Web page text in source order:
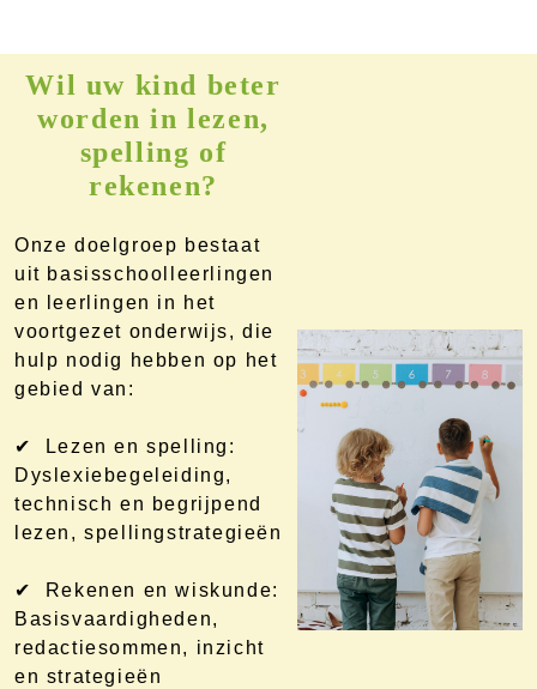
Wil uw kind beter
worden in lezen,
spelling of
rekenen?
Onze doelgroep bestaat
uit basisschoolleerlingen
en leerlingen in het
voortgezet onderwijs, die
hulp nodig hebben op het
gebied van:
✔ Lezen en spelling:
Dyslexiebegeleiding,
technisch en begrijpend
lezen, spellingstrategieën
✔ Rekenen en wiskunde:
Basisvaardigheden,
redactiesommen, inzicht
en strategieën